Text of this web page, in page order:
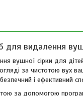
видалення
сірки для
за чистотою вух
і ефективний
за допомогою